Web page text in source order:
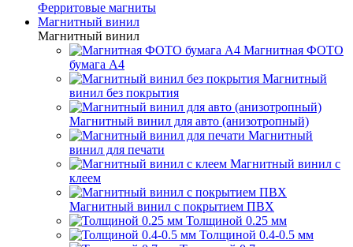
Ферритовые магниты
Магнитный винил
Магнитный винил
Магнитная ФОТО
бумага А4
Магнитный
винил без покрытия
Магнитный винил для авто (анизотропный)
Магнитный
винил для печати
Магнитный винил с
клеем
Магнитный винил с покрытием ПВХ
Толщиной 0.25 мм
Толщиной 0.4-0.5 мм